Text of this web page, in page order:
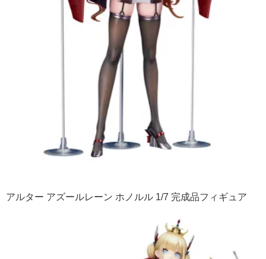
アルター アズールレーン ホノルル 1/7 完成品フィギュア